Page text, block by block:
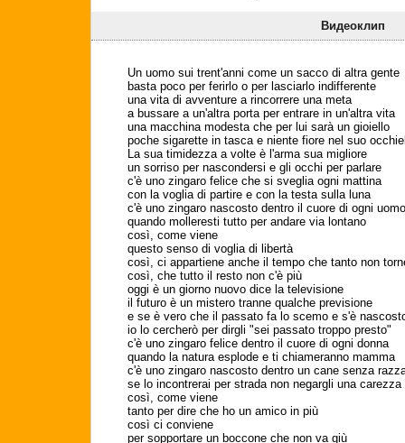
Видеоклип
Un uomo sui trent'anni come un sacco di altra gente
basta poco per ferirlo o per lasciarlo indifferente
una vita di avventure a rincorrere una meta
a bussare a un'altra porta per entrare in un'altra vita
una macchina modesta che per lui sarà un gioiello
poche sigarette in tasca e niente fiore nel suo
La sua timidezza a volte è l'arma sua migliore
un sorriso per nascondersi e gli occhi per parlare
c'è uno zingaro felice che si sveglia ogni mattina
con la voglia di partire e con la testa sulla luna
c'è uno zingaro nascosto dentro il cuore di ogni uomo
quando molleresti tutto per andare via lontano
così, come viene
questo senso di voglia di libertà
così, ci appartiene anche il tempo che tanto non
così, che tutto il resto non c'è più
oggi è un giorno nuovo dice la televisione
il futuro è un mistero tranne qualche previsione
e se è vero che il passato fa lo scemo e s'è
io lo cercherò per dirgli "sei passato troppo presto"
c'è uno zingaro felice dentro il cuore di ogni donna
quando la natura esplode e ti chiameranno mamma
c'è uno zingaro nascosto dentro un cane senza
se lo incontrerai per strada non negargli una carezza
così, come viene
tanto per dire che ho un amico in più
così ci conviene
per sopportare un boccone che non va giù